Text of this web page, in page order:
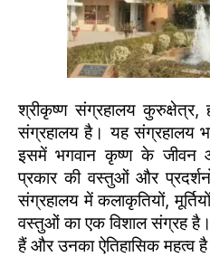
श्रीकृष्ण संग्रहालय कुरुक्षेत्र,
संग्रहालय है। यह संग्रहालय
इसमें भगवान कृष्ण के जीवन
प्रकार की वस्तुओं और
संग्रहालय में कलाकृतियों,
वस्तुओं का एक विशाल संग्रह
हैं और उनका ऐतिहासिक महत्व